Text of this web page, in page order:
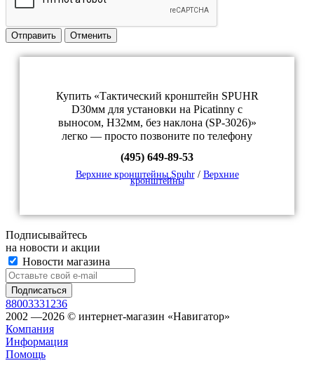
Отправить Отменить
Купить «Тактический кронштейн SPUHR
D30мм для установки на Picatinny c
выносом, H32мм, без наклона (SP-3026)»
легко — просто позвоните по телефону
(495) 649-89-53
Верхние кронштейны Spuhr/ Верхние
кронштейны
Подписывайтесь
на новости и акции
Новости магазина
88003331236
2002 —2026 © интернет-магазин «Навигатор»
Компания
Информация
Помощь